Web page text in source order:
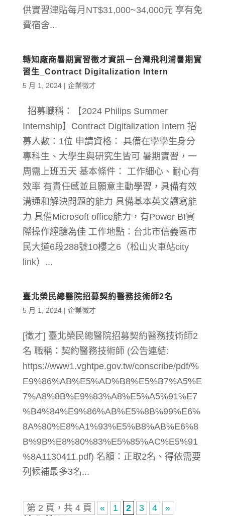
供實習津貼每月NT$31,000~34,000元 享有免
費宿舍...
轉知廠商暑期實習徵才資訊－台灣飛利浦暑期實
習生_Contract Digitalization Intern
5 月 1, 2024| 企業徵才
招募職稱：【2024 Philips Summer
Internship】Contract Digitalization Intern 招
募人數：1位 申請資格： 具備在學學生身分
專科生、大學生與研究生皆可 暑期實習，一
周需上班五天 基本條件： 工作細心、耐心有
效率 有責任感並且願意主動學習，具備有效
溝通和解決問題的能力 具備基本英文讀寫能
力 具備Microsoft office能力，有Power BI實
際操作經驗為佳 工作地點：台北市信義區市
民大道6段288號10樓之6（松山火車站city
link）...
臺北榮民總醫院招募契約醫務技術師2名
5 月 1, 2024| 企業徵才
[徵才] 臺北榮民總醫院招募契約醫務技術師2
名 職稱：契約醫務技術師 (公告連結:
https://www1.vghtpe.gov.tw/conscribe/pdf/%
E9%86%AB%E5%AD%B8%E5%B7%A5%E
7%A8%8B%E9%83%A8%E5%A5%91%E7
%B4%84%E9%86%AB%E5%8B%99%E6%
8A%80%E8%A1%93%E5%B8%AB%E6%8
B%9B%E8%80%83%E5%85%AC%E5%91
%8A1130411.pdf) 名額：正取2名、得依需要
列候補最多3名...
第 2 頁，共 4 頁 « 1 2 3 4 »